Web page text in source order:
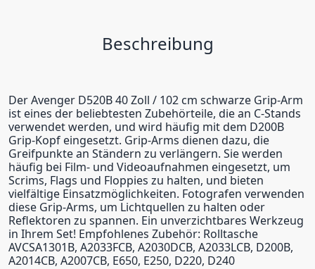
Beschreibung
Der Avenger D520B 40 Zoll / 102 cm schwarze Grip-Arm
ist eines der beliebtesten Zubehörteile, die an C-Stands
verwendet werden, und wird häufig mit dem D200B
Grip-Kopf eingesetzt. Grip-Arms dienen dazu, die
Greifpunkte an Ständern zu verlängern. Sie werden
häufig bei Film- und Videoaufnahmen eingesetzt, um
Scrims, Flags und Floppies zu halten, und bieten
vielfältige Einsatzmöglichkeiten. Fotografen verwenden
diese Grip-Arms, um Lichtquellen zu halten oder
Reflektoren zu spannen. Ein unverzichtbares Werkzeug
in Ihrem Set! Empfohlenes Zubehör: Rolltasche
AVCSA1301B, A2033FCB, A2030DCB, A2033LCB, D200B,
A2014CB, A2007CB, E650, E250, D220, D240